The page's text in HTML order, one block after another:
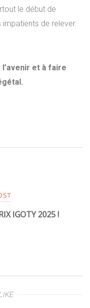
le début de
de relever.
et à faire
IGOTY 2025 !